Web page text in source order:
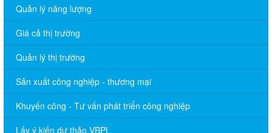
Quản lý năng lượng
Giá cả thị trường
Quản lý thị trường
Sản xuất công nghiệp - thương mại
Khuyến công - Tư vấn phát triển công nghiệp
Lấy ý kiến dự thảo VBPL